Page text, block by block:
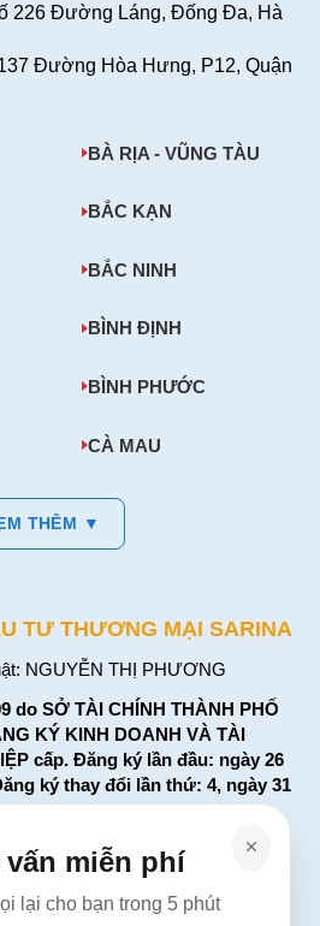
226 Đường Láng, Đống Đa, Hà
Đường Hòa Hưng, P12, Quận
BÀ RỊA - VŨNG TÀU
BẮC KẠN
BẮC NINH
BÌNH ĐỊNH
BÌNH PHƯỚC
CÀ MAU
THÊM ▼
TƯ THƯƠNG MẠI SARINA
NGUYỄN THỊ PHƯƠNG
do SỞ TÀI CHÍNH THÀNH PHỐ
KÝ KINH DOANH VÀ TÀI
cấp. Đăng ký lần đầu: ngày 26
ký thay đổi lần thứ: 4, ngày 31
Đa, Hà Nội
12, Quận 10, TP. Hồ Chí
miễn phí
lại cho bạn trong 5 phút